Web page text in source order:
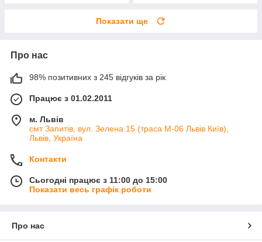
Показати ще
Про нас
98% позитивних з 245 відгуків за рік
Працює з 01.02.2011
м. Львів
смт Запитів, вул. Зелена 15 (траса М-06 Львів Київ),
Львів, Україна
Контакти
Сьогодні працює з 11:00 до 15:00
Показати весь графік роботи
Про нас